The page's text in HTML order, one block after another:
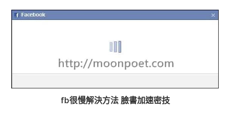
fb很慢解決方法 臉書加速密技